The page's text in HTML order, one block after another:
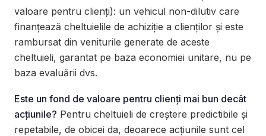
valoare pentru clienți): un vehicul non-dilutiv care
finanțează cheltuielile de achiziție a clienților și este
rambursat din veniturile generate de aceste
cheltuieli, garantat pe baza economiei unitare, nu pe
baza evaluării dvs.
Este un fond de valoare pentru clienți mai bun decât
acțiunile? Pentru cheltuieli de creștere predictibile și
repetabile, de obicei da, deoarece acțiunile sunt cel